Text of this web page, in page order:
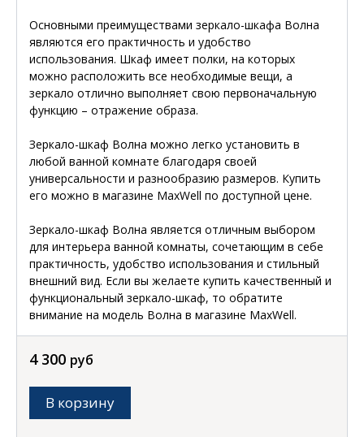
Основными преимуществами зеркало-шкафа Волна
являются его практичность и удобство
использования. Шкаф имеет полки, на которых
можно расположить все необходимые вещи, а
зеркало отлично выполняет свою первоначальную
функцию – отражение образа.
Зеркало-шкаф Волна можно легко установить в
любой ванной комнате благодаря своей
универсальности и разнообразию размеров. Купить
его можно в магазине MaxWell по доступной цене.
Зеркало-шкаф Волна является отличным выбором
для интерьера ванной комнаты, сочетающим в себе
практичность, удобство использования и стильный
внешний вид. Если вы желаете купить качественный и
функциональный зеркало-шкаф, то обратите
внимание на модель Волна в магазине MaxWell.
4 300 руб
В корзину